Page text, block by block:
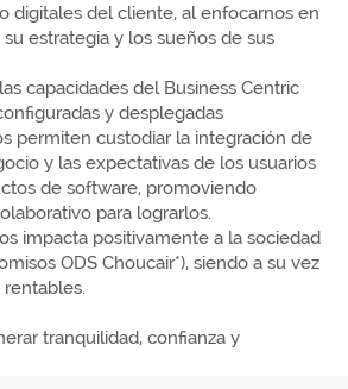
digitales del cliente, al enfocarnos en
estrategia y los sueños de sus
capacidades del Business Centric
y desplegadas
permiten custodiar la integración de
y las expectativas de los usuarios
de software, promoviendo
para lograrlos.
impacta positivamente a la sociedad
ODS Choucair*), siendo a su vez
tranquilidad, confianza y